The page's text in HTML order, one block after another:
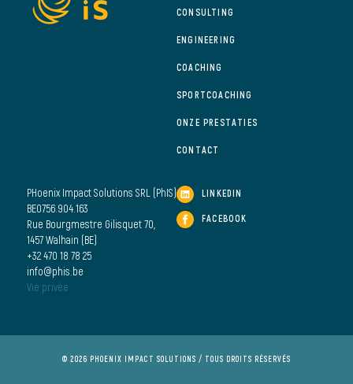
CONSULTING
ENGINEERING
COACHING
SPORTCOACHING
ONZE PRESTATIES
CONTACT
LINKEDIN
FACEBOOK
PHoenix Impact Solutions SRL (PhIS)
BE0756.904.163
Rue Bourgmestre Gilisquet 70,
1457 Walhain (BE)
+32 470 18 78 25
info@phis.be
Vie privée
© 2026 PHOENIX IMPACT SOLUTIONS / TOUS DROITS RÉSERVÉS